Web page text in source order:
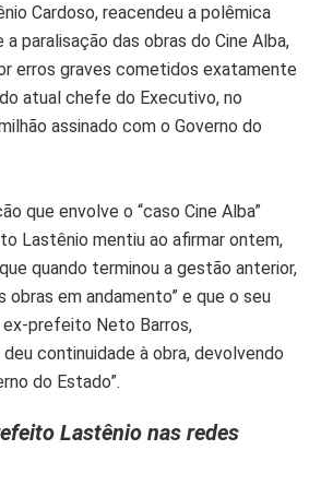
Cardoso, reacendeu a polêmica
a paralisação das obras do Cine Alba,
erros graves cometidos exatamente
atual chefe do Executivo, no
assinado com o Governo do
que envolve o “caso Cine Alba”
Lastênio mentiu ao afirmar ontem,
quando terminou a gestão anterior,
obras em andamento” e que o seu
ex-prefeito Neto Barros,
continuidade à obra, devolvendo
do Estado”.
Lastênio nas redes